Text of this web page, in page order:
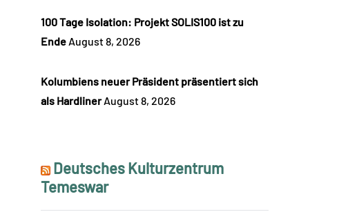
100 Tage Isolation: Projekt SOLIS100 ist zu
Ende August 8, 2026
Kolumbiens neuer Präsident präsentiert sich
als Hardliner August 8, 2026
Deutsches Kulturzentrum
Temeswar